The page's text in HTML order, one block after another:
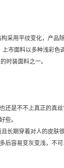
用平纹变化，产品除
市面料以多种浅彩色
时装面料之一。
是不不上真正的真
些。
长期穿着对人的皮肤
容易变灰变浅，不可